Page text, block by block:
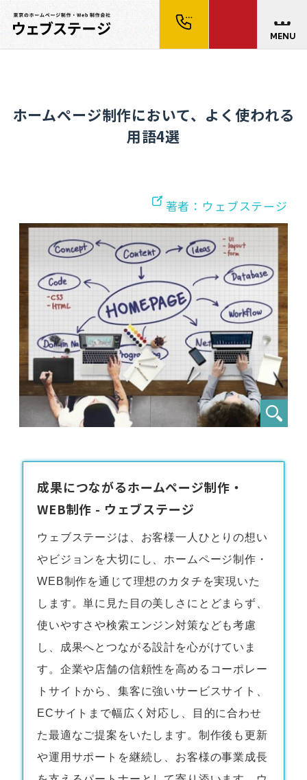
MENU
ホームページ制作において、よく使われる
用語4選
著者：ウェブステージ
成果につながるホームページ制作・
WEB制作 - ウェブステージ
ウェブステージは、お客様一人ひとりの想い
やビジョンを大切にし、 ホームページ制作・
WEB制作を通じて理想のカタチを実現いた
します。単に見た目の美しさにとどまらず、
使いやすさや検索エンジン対策なども考慮
し、成果へとつながる設計を心がけていま
す。企業や店舗の信頼性を高めるコーポレー
トサイトから、集客に強いサービスサイト、
ECサイトまで幅広く対応し、目的に合わせ
た最適なご提案をいたします。制作後も更新
や運用サポートを継続し、お客様の事業成長